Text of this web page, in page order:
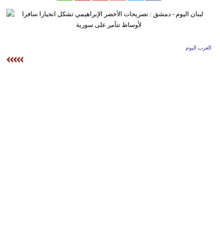
ديكور
العرب اليوم